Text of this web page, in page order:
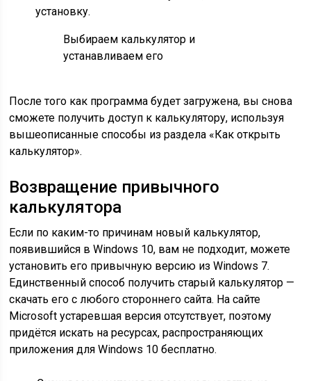
установку.
Выбираем калькулятор и
устанавливаем его
После того как программа будет загружена, вы снова
сможете получить доступ к калькулятору, используя
вышеописанные способы из раздела «Как открыть
калькулятор».
Возвращение привычного
калькулятора
Если по каким-то причинам новый калькулятор,
появившийся в Windows 10, вам не подходит, можете
установить его привычную версию из Windows 7.
Единственный способ получить старый калькулятор —
скачать его с любого стороннего сайта. На сайте
Microsoft устаревшая версия отсутствует, поэтому
придётся искать на ресурсах, распространяющих
приложения для Windows 10 бесплатно.